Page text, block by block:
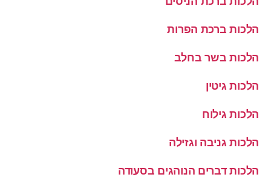
הלכות ברכת הפרות
הלכות בשר בחלב
הלכות גיטין
הלכות גילוח
הלכות גניבה וגזילה
הלכות דברים הנוהגים בסעודה